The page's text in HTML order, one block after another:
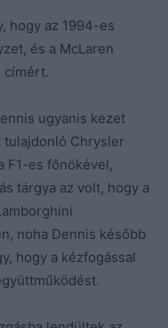
hogy az 1994-es
és a McLaren
címért.
ugyanis kezet
tulajdonló Chrysler
F1-es főnökével,
tárgya az volt, hogy a
noha Dennis később
hogy a kézfogással